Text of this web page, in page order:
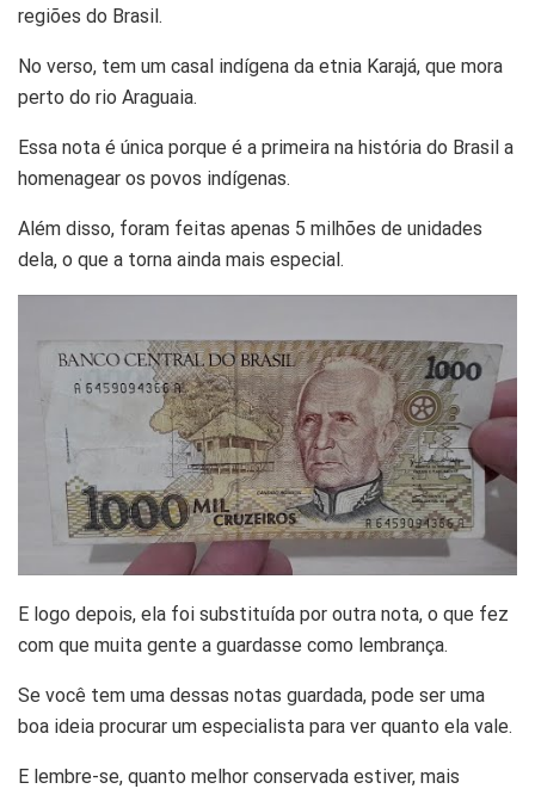
regiões do Brasil.
No verso, tem um casal indígena da etnia Karajá, que mora
perto do rio Araguaia.
Essa nota é única porque é a primeira na história do Brasil a
homenagear os povos indígenas.
Além disso, foram feitas apenas 5 milhões de unidades
dela, o que a torna ainda mais especial.
E logo depois, ela foi substituída por outra nota, o que fez
com que muita gente a guardasse como lembrança.
Se você tem uma dessas notas guardada, pode ser uma
boa ideia procurar um especialista para ver quanto ela vale.
E lembre-se, quanto melhor conservada estiver, mais